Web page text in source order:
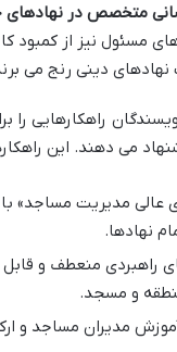
متخصص در نهادهای
مسئول نیز از
دینی رنج می
راهکارهایی را
می دهند. این
عالی مدیریت مساجد»
نهادها.
راهبردی منعطف و
و مسجد.
مدیران مساجد و